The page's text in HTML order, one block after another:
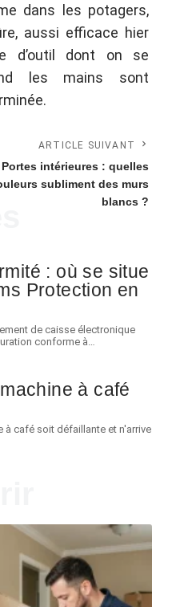
dans les potagers,
aussi efficace hier
d’outil dont on se
les mains sont
ARTICLE SUIVANT
Portes intérieures : quelles
subliment des murs
blancs ?
: où se situe
Protection en
de caisse électronique
conforme à
à café
à café soit défaillante et n'arrive